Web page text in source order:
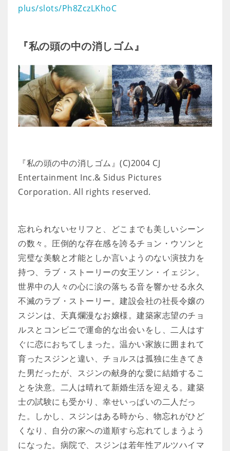
plus/slots/Ph8ZczLKhoC
『私の頭の中の消しゴム』
『私の頭の中の消しゴム』(C)2004 CJ
Entertainment Inc.& Sidus Pictures
Corporation. All rights reserved.
忘れられないセリフと、どこまでも美しいシーン
の数々。圧倒的な存在感を誇るチョン・ウソンと
完璧な美貌と才能としか言いようのない演技力を
持つ、ラブ・ストーリーの女王ソン・イェジン。
世界中の人々の心に涙の落ちる音を響かせる永久
不滅のラブ・ストーリー。建設会社の社長令嬢の
スジンは、天真爛漫なお嬢様。建築家志望のチョ
ルスとコンビニで運命的な出会いをし、二人はす
ぐに恋におちてしまった。温かい家族に囲まれて
育ったスジンと違い、チョルスは孤独に生きてき
た男だったが、スジンの献身的な愛に結婚するこ
とを決意。二人は晴れて新婚生活を迎える。建築
士の試験にも受かり、幸せいっぱいの二人だっ
た。しかし、スジンはある時から、物忘れがひど
くなり、自分の家への道順すら忘れてしまうよう
になった。病院で、スジンは若年性アルツハイマ